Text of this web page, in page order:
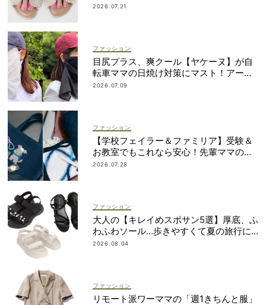
2026.07.21
ファッション
目尻プラス、爽クール【ヤケーヌ】が自
転車ママの日焼け対策にマスト！アーム
カバーの愛用者も
2026.07.09
ファッション
【学校フェイラー＆ファミリア】受験＆
お教室でもこれなら安心！先輩ママの地
味見えしないネイビー小物
2026.07.28
ファッション
大人の【キレイめスポサン5選】厚底、ふ
わふわソール…歩きやすくて夏の旅行に
も！
2026.08.04
ファッション
リモート派ワーママの「週1きちんと服」